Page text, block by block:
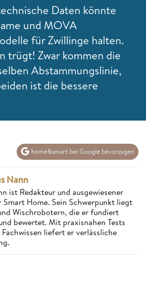
Daten könnte
und MOVA
für Zwillinge halten.
trügt! Zwar kommen die
Abstammungslinie,
ist die bessere
home&smart bei Google bevorzugen
Nann
ist Redakteur und ausgewiesener
Smart Home. Sein Schwerpunkt liegt
Wischrobotern, die er fundiert
bewertet. Mit praxisnahen Tests
liefert er verlässliche